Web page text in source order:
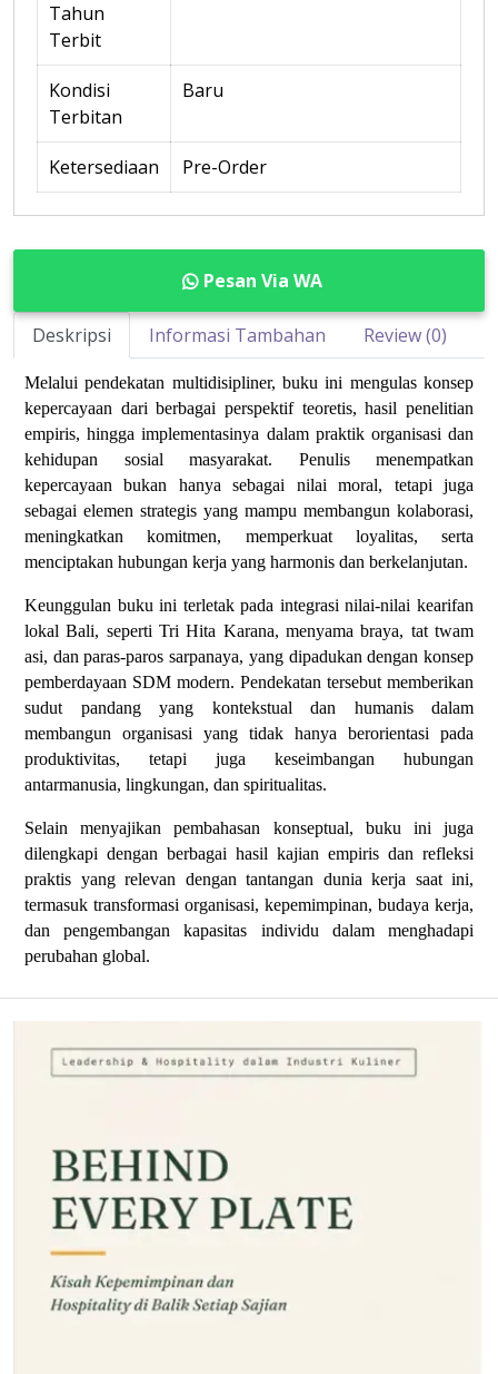
Tahun
Terbit
Kondisi
Terbitan
Baru
Ketersediaan Pre-Order
Pesan Via WA
Deskripsi Informasi Tambahan Review (0)
Melalui pendekatan multidisipliner, buku ini mengulas konsep
kepercayaan dari berbagai perspektif teoretis, hasil penelitian
empiris, hingga implementasinya dalam praktik organisasi dan
kehidupan sosial masyarakat. Penulis menempatkan
kepercayaan bukan hanya sebagai nilai moral, tetapi juga
sebagai elemen strategis yang mampu membangun kolaborasi,
meningkatkan komitmen, memperkuat loyalitas, serta
menciptakan hubungan kerja yang harmonis dan berkelanjutan.
Keunggulan buku ini terletak pada integrasi nilai-nilai kearifan
lokal Bali, seperti Tri Hita Karana, menyama braya, tat twam
asi, dan paras-paros sarpanaya, yang dipadukan dengan konsep
pemberdayaan SDM modern. Pendekatan tersebut memberikan
sudut pandang yang kontekstual dan humanis dalam
membangun organisasi yang tidak hanya berorientasi pada
produktivitas, tetapi juga keseimbangan hubungan
antarmanusia, lingkungan, dan spiritualitas.
Selain menyajikan pembahasan konseptual, buku ini juga
dilengkapi dengan berbagai hasil kajian empiris dan refleksi
praktis yang relevan dengan tantangan dunia kerja saat ini,
termasuk transformasi organisasi, kepemimpinan, budaya kerja,
dan pengembangan kapasitas individu dalam menghadapi
perubahan global.